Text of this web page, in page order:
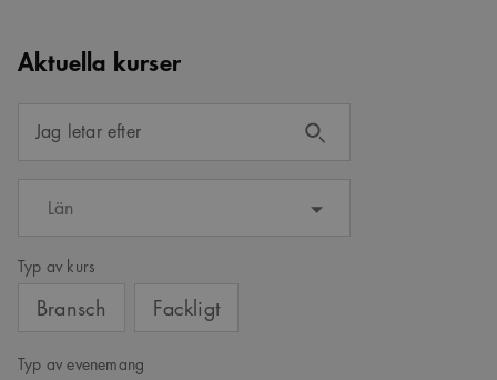
Aktuella kurser
Jag letar efter
Län
Typ av kurs
Bransch Fackligt
Typ av evenemang